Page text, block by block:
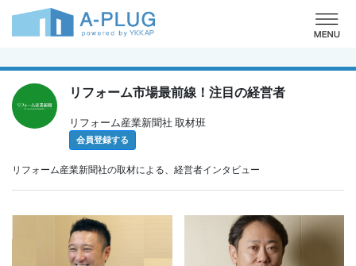
リフォーム市場最前線！注目の経営者
リフォーム産業新聞社 取材班
会員登録する
リフォーム産業新聞社の取材による、経営者インタビュー